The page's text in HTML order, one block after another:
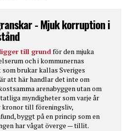
- Mjuk korruption i
till grundför den mjuka
och i kommunernas
brukar kallas Sveriges
att här handlar det inte om
arenabyggen utan om
myndigheter som varje år
kronor till föreningsliv,
byggt på en princip som en
har vågat överge — tillit.